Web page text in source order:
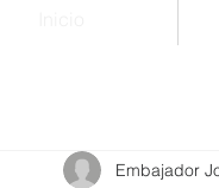
Embajador